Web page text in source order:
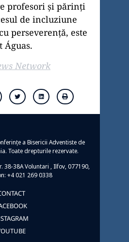
profesori și părinți
de incluziune
perseverență, este
Águas.
Network
a Bisericii Adventiste de
Toate drepturile rezervate.
38-38A Voluntari , Ilfov, 077190,
+4 021 269 0338